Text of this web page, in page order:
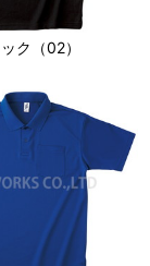
ク（02）